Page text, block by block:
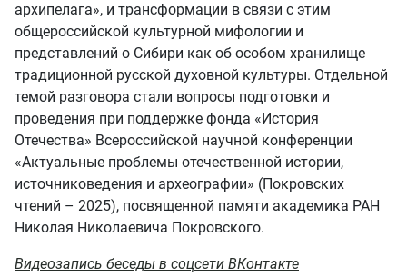
архипелага», и трансформации в связи с этим
общероссийской культурной мифологии и
представлений о Сибири как об особом хранилище
традиционной русской духовной культуры. Отдельной
темой разговора стали вопросы подготовки и
проведения при поддержке фонда «История
Отечества» Всероссийской научной конференции
«Актуальные проблемы отечественной истории,
источниковедения и археографии» (Покровских
чтений – 2025), посвященной памяти академика РАН
Николая Николаевича Покровского.
Видеозапись беседы в соцсети ВКонтакте